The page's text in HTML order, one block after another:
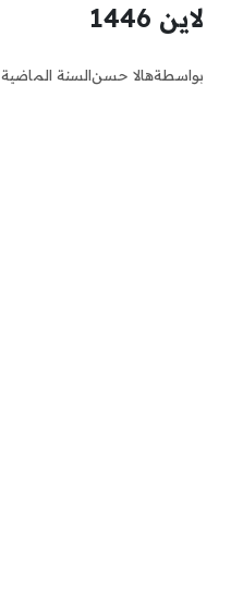
لاين 1446
بواسطةهالا حسنالسنة الماضية